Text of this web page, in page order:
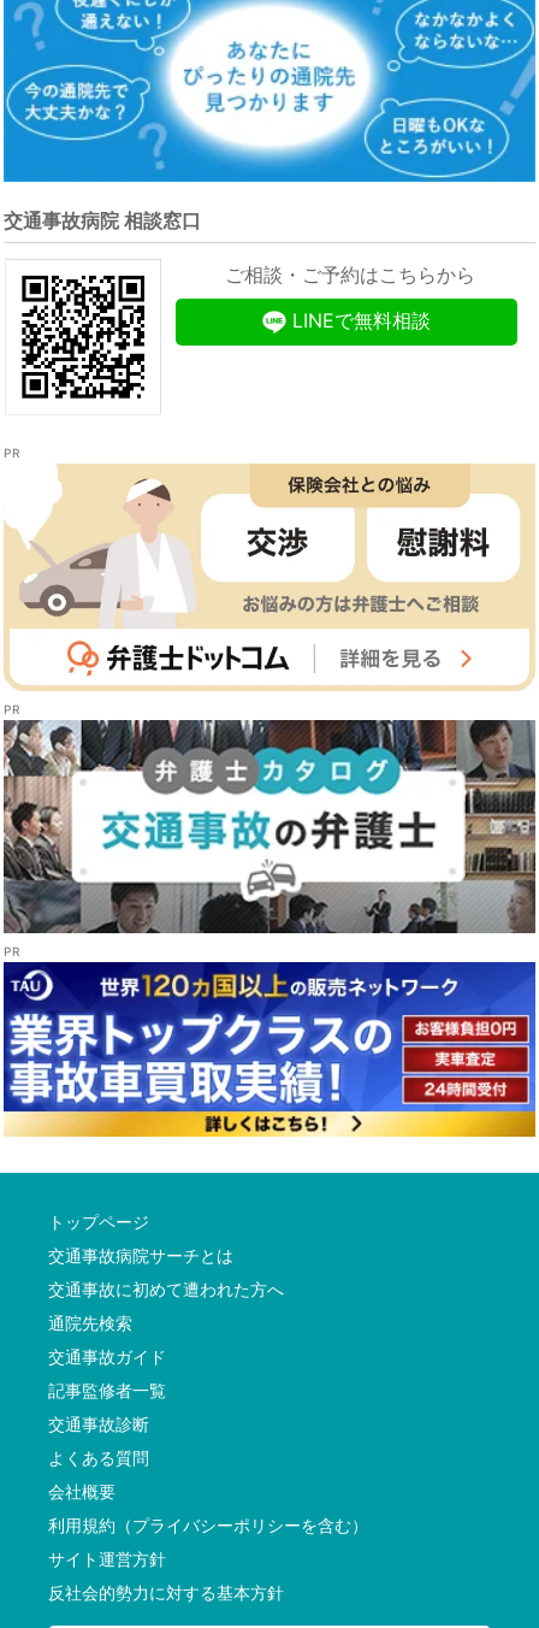
交通事故病院 相談窓口
ご相談・ご予約はこちらから
LINEで無料相談
トップページ
交通事故病院サーチとは
交通事故に初めて遭われた方へ
通院先検索
交通事故ガイド
記事監修者一覧
交通事故診断
よくある質問
会社概要
利用規約（プライバシーポリシーを含む）
サイト運営方針
反社会的勢力に対する基本方針